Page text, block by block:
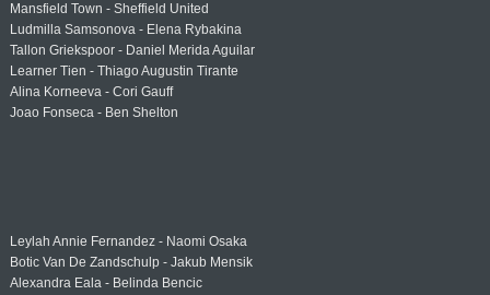
Mansfield Town - Sheffield United
Ludmilla Samsonova - Elena Rybakina
Tallon Griekspoor - Daniel Merida Aguilar
Learner Tien - Thiago Augustin Tirante
Alina Korneeva - Cori Gauff
Joao Fonseca - Ben Shelton
Leylah Annie Fernandez - Naomi Osaka
Botic Van De Zandschulp - Jakub Mensik
Alexandra Eala - Belinda Bencic